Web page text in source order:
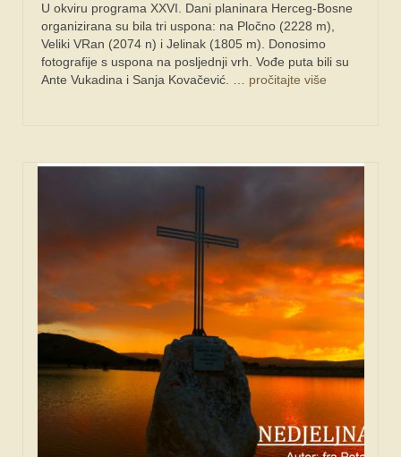
U okviru programa XXVI. Dani planinara Herceg-Bosne
organizirana su bila tri uspona: na Pločno (2228 m),
Veliki VRan (2074 n) i Jelinak (1805 m). Donosimo
fotografije s uspona na posljednji vrh. Vođe puta bili su
Ante Vukadina i Sanja Kovačević. … pročitajte više